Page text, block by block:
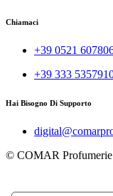
Chiamaci
+39 0521
+39 333
Hai Bisogno Di Supporto
© COMAR